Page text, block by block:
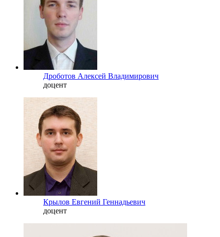
Дроботов Алексей Владимирович
доцент
Крылов Евгений Геннадьевич
доцент